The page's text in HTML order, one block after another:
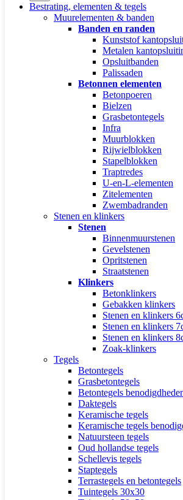
Bestrating, elementen & tegels
Muurelementen & banden
Banden en randen
Kunststof
Metalen
Opsluitbanden
Palissaden
Betonnen elementen
Betonpoeren
Bielzen
Grasbetontegels
Infra
Muurblokken
Rijwielblokken
Stapelblokken
Traptredes
U-en-L-elementen
Zitelementen
Zwembadranden
Stenen en klinkers
Stenen
Binnenmuurstenen
Gevelstenen
Opritstenen
Straatstenen
Klinkers
Betonklinkers
Gebakken klinkers
Stenen en klinkers
Stenen en klinkers
Stenen en klinkers
Zoak-klinkers
Tegels
Betontegels
Grasbetontegels
Betontegels
Daktegels
Keramische tegels
Keramische tegels
Natuursteen tegels
Oud hollandse tegels
Schellevis tegels
Staptegels
Terrastegels en betontegels
Tuintegels 30x30